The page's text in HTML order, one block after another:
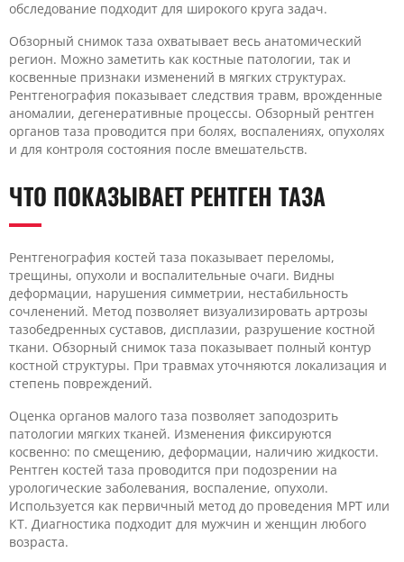
обследование подходит для широкого круга задач.
Обзорный снимок таза охватывает весь анатомический
регион. Можно заметить как костные патологии, так и
косвенные признаки изменений в мягких структурах.
Рентгенография показывает следствия травм, врожденные
аномалии, дегенеративные процессы. Обзорный рентген
органов таза проводится при болях, воспалениях, опухолях
и для контроля состояния после вмешательств.
ЧТО ПОКАЗЫВАЕТ РЕНТГЕН ТАЗА
Рентгенография костей таза показывает переломы,
трещины, опухоли и воспалительные очаги. Видны
деформации, нарушения симметрии, нестабильность
сочленений. Метод позволяет визуализировать артрозы
тазобедренных суставов, дисплазии, разрушение костной
ткани. Обзорный снимок таза показывает полный контур
костной структуры. При травмах уточняются локализация и
степень повреждений.
Оценка органов малого таза позволяет заподозрить
патологии мягких тканей. Изменения фиксируются
косвенно: по смещению, деформации, наличию жидкости.
Рентген костей таза проводится при подозрении на
урологические заболевания, воспаление, опухоли.
Используется как первичный метод до проведения МРТ или
КТ. Диагностика подходит для мужчин и женщин любого
возраста.